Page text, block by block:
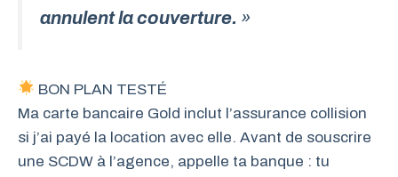
annulent la couverture. »
BON PLAN TESTÉ
Ma carte bancaire Gold inclut l’assurance collision
si j’ai payé la location avec elle. Avant de souscrire
une SCDW à l’agence, appelle ta banque : tu